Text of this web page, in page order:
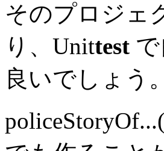
そのプロジェ
り、Unittest
良いでしょう。